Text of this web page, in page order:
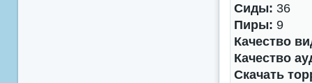
Сиды: 36
Пиры: 9
Качество
Качество
Скачать